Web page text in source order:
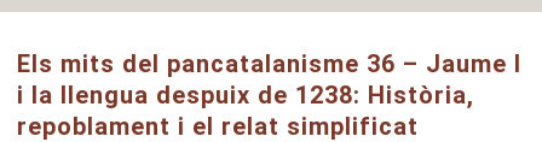
Els mits del pancatalanisme 36 – Jaume I
i la llengua despuix de 1238: Història,
repoblament i el relat simplificat